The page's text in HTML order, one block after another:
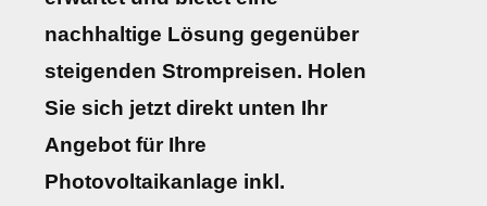
nachhaltige Lösung gegenüber
steigenden Strompreisen. Holen
Sie sich jetzt direkt unten Ihr
Angebot für Ihre
Photovoltaikanlage inkl.